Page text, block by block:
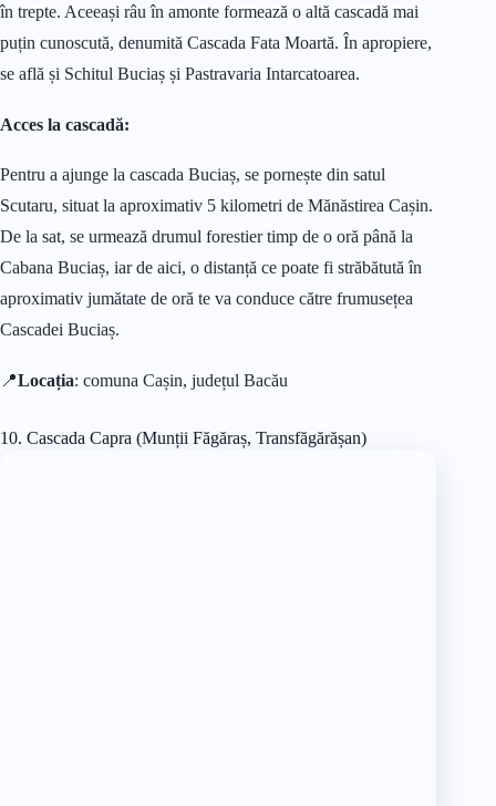
în trepte. Aceeași râu în amonte formează o altă cascadă mai
puțin cunoscută, denumită Cascada Fata Moartă. În apropiere,
se află și Schitul Buciaș și Pastravaria Intarcatoarea.
Acces la cascadă:
Pentru a ajunge la cascada Buciaș, se pornește din satul
Scutaru, situat la aproximativ 5 kilometri de Mănăstirea Cașin.
De la sat, se urmează drumul forestier timp de o oră până la
Cabana Buciaș, iar de aici, o distanță ce poate fi străbătută în
aproximativ jumătate de oră te va conduce către frumusețea
Cascadei Buciaș.
📍Locația: comuna Cașin, județul Bacău
10. Cascada Capra (Munții Făgăraș, Transfăgărășan)